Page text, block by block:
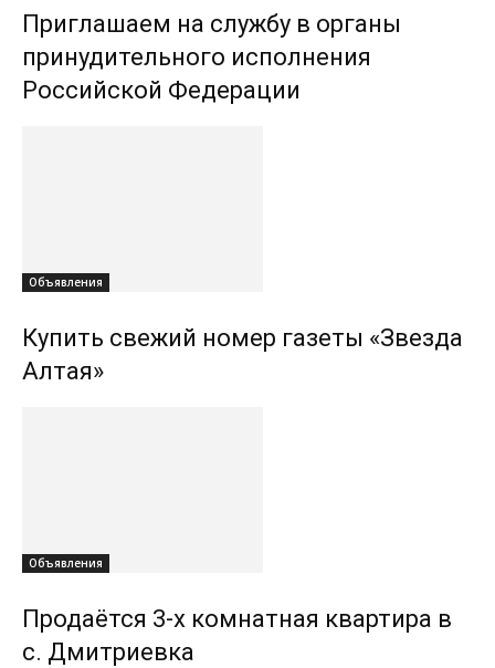
Приглашаем на службу в органы
принудительного исполнения
Российской Федерации
Объявления
Купить свежий номер газеты «Звезда
Алтая»
Объявления
Продаётся 3-х комнатная квартира в
с. Дмитриевка